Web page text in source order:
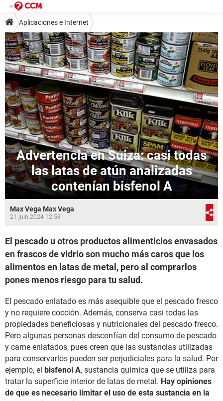
Aplicaciones e Internet
Advertencia en Suiza: casi todas
las latas de atún analizadas
contenían bisfenol A
Max Vega Max Vega
21 juin 2024 12:58
El pescado u otros productos alimenticios envasados
en frascos de vidrio son mucho más caros que los
alimentos en latas de metal, pero al comprarlos
pones menos riesgo para tu salud.
El pescado enlatado es más asequible que el pescado fresco
y no requiere cocción. Además, conserva casi todas las
propiedades beneficiosas y nutricionales del pescado fresco.
Pero algunas personas desconfían del consumo de pescado
y carne enlatados, pues creen que las sustancias utilizadas
para conservarlos pueden ser perjudiciales para la salud. Por
ejemplo, el bisfenol A, sustancia química que se utiliza para
tratar la superficie interior de latas de metal. Hay opiniones
de que es necesario limitar el uso de esta sustancia en la